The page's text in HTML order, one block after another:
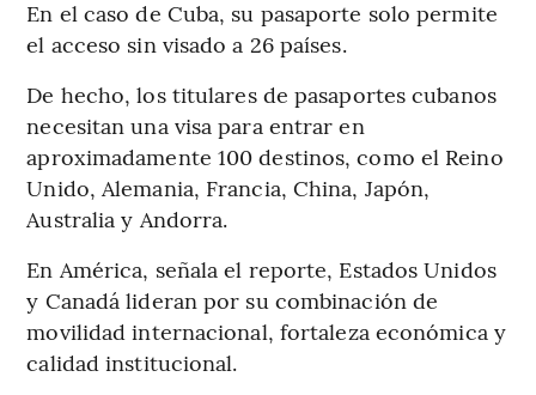
En el caso de Cuba, su pasaporte solo permite
el acceso sin visado a 26 países.
De hecho, los titulares de pasaportes cubanos
necesitan una visa para entrar en
aproximadamente 100 destinos, como el Reino
Unido, Alemania, Francia, China, Japón,
Australia y Andorra.
En América, señala el reporte, Estados Unidos
y Canadá lideran por su combinación de
movilidad internacional, fortaleza económica y
calidad institucional.